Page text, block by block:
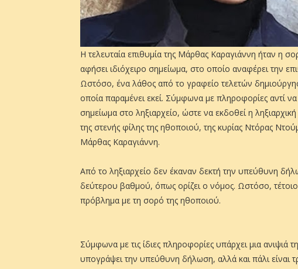
Η τελευταία επιθυμία της Μάρθας Καραγιάννη ήταν η
αφήσει ιδιόχειρο σημείωμα, στο οποίο αναφέρει την
Ωστόσο, ένα λάθος από το γραφείο τελετών
οποία παραμένει εκεί. Σύμφωνα με πληροφορίες αντί
σημείωμα στο ληξιαρχείο, ώστε να εκδοθεί η
της στενής φίλης της ηθοποιού, της κυρίας Ντόρας
Μάρθας Καραγιάννη.
Από το ληξιαρχείο δεν έκαναν δεκτή την υπεύθυνη
δεύτερου βαθμού, όπως ορίζει ο νόμος. Ωστόσο,
πρόβλημα με τη σορό της ηθοποιού.
Σύμφωνα με τις ίδιες πληροφορίες υπάρχει μια ανιψιά
υπογράψει την υπεύθυνη δήλωση, αλλά και πάλι είναι